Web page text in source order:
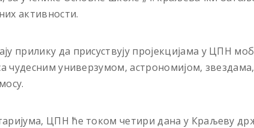
активности.
прилику да присуствуjу проjекциjама у ЦПН
чудесним универзумом, астрономиjом,
ЦПН ће током четири дана у Краљеву